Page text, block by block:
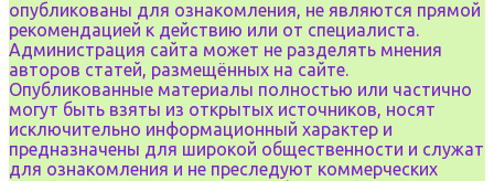
опубликованы для ознакомления, не являются прямой
рекомендацией к действию или от специалиста.
Администрация сайта может не разделять мнения
авторов статей, размещённых на сайте.
Опубликованные материалы полностью или частично
могут быть взяты из открытых источников, носят
исключительно информационный характер и
предназначены для широкой общественности и служат
для ознакомления и не преследуют коммерческих